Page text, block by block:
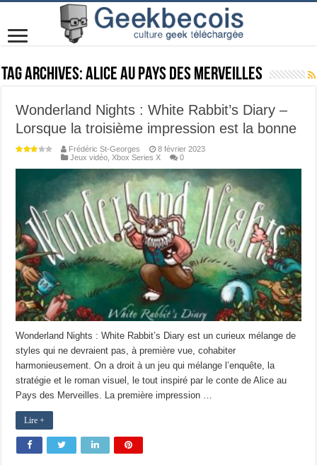
Tag Archives:Alice au Pays des Merveilles
Wonderland Nights : White Rabbit’s Diary –
Lorsque la troisième impression est la bonne
Frédéric St-Georges
8 février 2023
Jeux vidéo ,Xbox Series X 0
Wonderland Nights : White Rabbit’s Diary est un curieux mélange de
styles qui ne devraient pas, à première vue, cohabiter
harmonieusement. On a droit à un jeu qui mélange l’enquête, la
stratégie et le roman visuel, le tout inspiré par le conte de Alice au
Pays des Merveilles. La première impression …
Lire +